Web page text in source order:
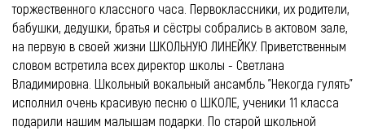
торжественного классного часа. Первоклассники, их родители,
бабушки, дедушки, братья и сёстры собрались в актовом зале,
на первую в своей жизни ШКОЛЬНУЮ ЛИНЕЙКУ. Приветственным
словом встретила всех директор школы - Светлана
Владимировна. Школьный вокальный ансамбль "Некогда гулять"
исполнил очень красивую песню о ШКОЛЕ, ученики 11 класса
подарили нашим малышам подарки. По старой школьной